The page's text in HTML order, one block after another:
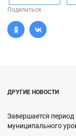
Поделиться
ДРУГИЕ НОВОСТИ
Завершается
муниципального